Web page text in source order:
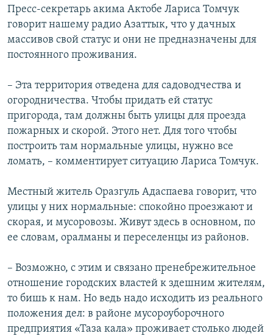
Пресс-секретарь акима Актобе Лариса Томчук
говорит нашему радио Азаттык, что у дачных
массивов свой статус и они не предназначены для
постоянного проживания.
– Эта территория отведена для садоводчества и
огородничества. Чтобы придать ей статус
пригорода, там должны быть улицы для проезда
пожарных и скорой. Этого нет. Для того чтобы
построить там нормальные улицы, нужно все
ломать, – комментирует ситуацию Лариса Томчук.
Местный житель Оразгуль Адаспаева говорит, что
улицы у них нормальные: спокойно проезжают и
скорая, и мусоровозы. Живут здесь в основном, по
ее словам, оралманы и переселенцы из районов.
– Возможно, с этим и связано пренебрежительное
отношение городских властей к здешним жителям,
то бишь к нам. Но ведь надо исходить из реального
положения дел: в районе мусороуборочного
предприятия «Таза кала» проживает столько людей